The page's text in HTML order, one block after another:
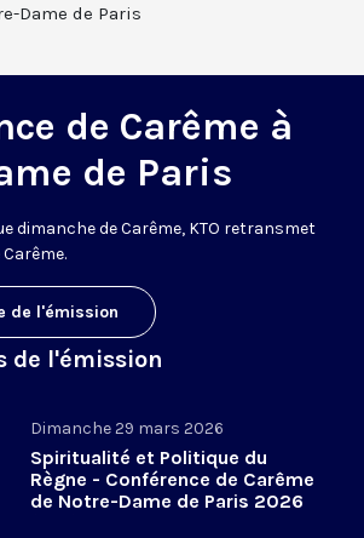
Dame de Paris
de Carême à
de Paris
dimanche de Carême, KTO retransmet
de l'émission
de l'émission
Dimanche 29 mars 2026
Spiritualité et Politique du
Règne - Conférence de Carême
de Notre-Dame de Paris 2026